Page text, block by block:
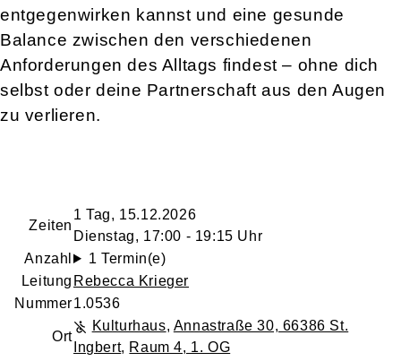
entgegenwirken kannst und eine gesunde
Balance zwischen den verschiedenen
Anforderungen des Alltags findest – ohne dich
selbst oder deine Partnerschaft aus den Augen
zu verlieren.
Zeiten
1 Tag, 15.12.2026
Dienstag, 17:00 - 19:15 Uhr
Anzahl
1 Termin(e)
Leitung Rebecca Krieger
Nummer1.0536
Ort
Kulturhaus, Annastraße 30, 66386 St.
Ingbert, Raum 4, 1. OG